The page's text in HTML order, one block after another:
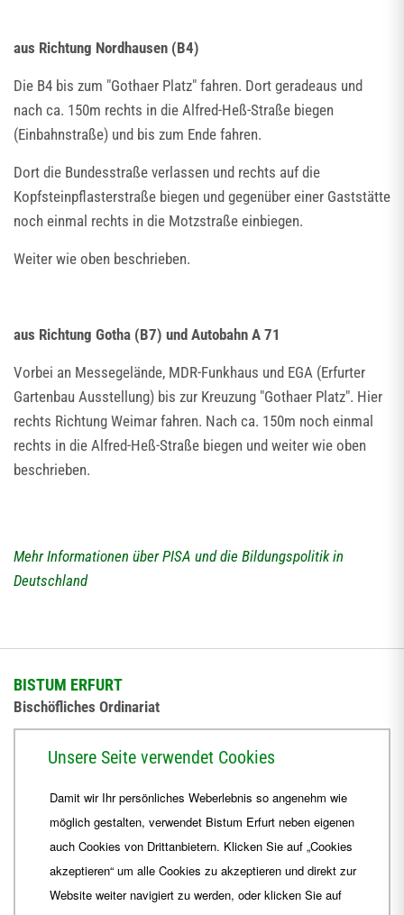
aus Richtung Nordhausen (B4)
Die B4 bis zum "Gothaer Platz" fahren. Dort geradeaus und
nach ca. 150m rechts in die Alfred-Heß-Straße biegen
(Einbahnstraße) und bis zum Ende fahren.
Dort die Bundesstraße verlassen und rechts auf die
Kopfsteinpflasterstraße biegen und gegenüber einer Gaststätte
noch einmal rechts in die Motzstraße einbiegen.
Weiter wie oben beschrieben.
aus Richtung Gotha (B7) und Autobahn A 71
Vorbei an Messegelände, MDR-Funkhaus und EGA (Erfurter
Gartenbau Ausstellung) bis zur Kreuzung "Gothaer Platz". Hier
rechts Richtung Weimar fahren. Nach ca. 150m noch einmal
rechts in die Alfred-Heß-Straße biegen und weiter wie oben
beschrieben.
Mehr Informationen über PISA und die Bildungspolitik in
Deutschland
BISTUM ERFURT
Bischöfliches Ordinariat
+49 361 6572-444
ordinariat Bistum-Erfurt.de
Unsere Seite verwendet Cookies
Damit wir Ihr persönliches Weberlebnis so angenehm wie
möglich gestalten, verwendet Bistum Erfurt neben eigenen
auch Cookies von Drittanbietern. Klicken Sie auf „Cookies
akzeptieren“ um alle Cookies zu akzeptieren und direkt zur
Website weiter navigiert zu werden, oder klicken Sie auf